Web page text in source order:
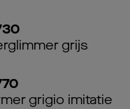
grijs
grigio imitatie